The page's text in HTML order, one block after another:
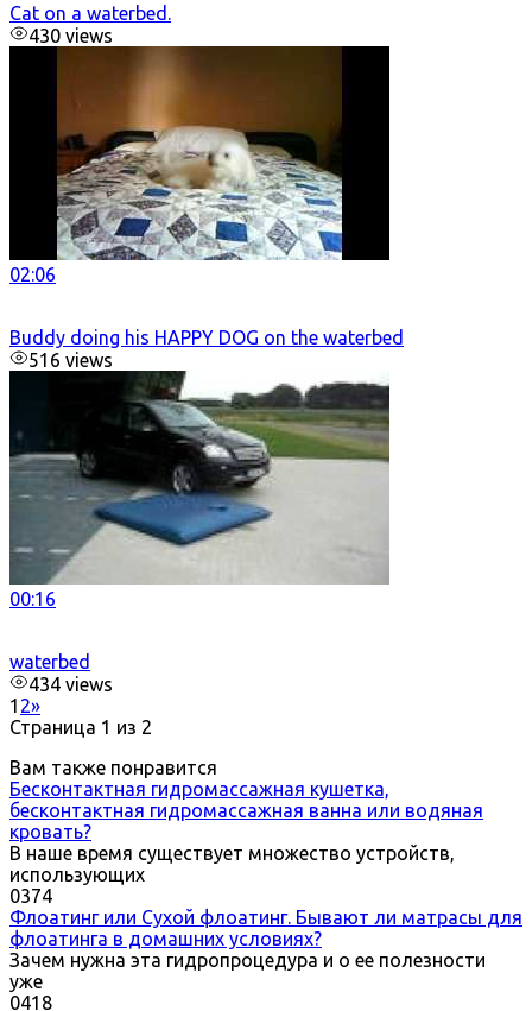
Cat on a waterbed.
430 views
02:06
Buddy doing his HAPPY DOG on the waterbed
516 views
00:16
waterbed
434 views
1 2»
Страница 1 из 2
Вам также понравится
Бесконтактная гидромассажная кушетка,
бесконтактная гидромассажная ванна или водяная
кровать?
В наше время существует множество устройств,
использующих
0374
Флоатинг или Сухой флоатинг. Бывают ли матрасы для
флоатинга в домашних условиях?
Зачем нужна эта гидропроцедура и о ее полезности
уже
0418